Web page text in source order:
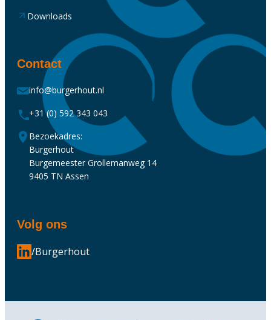
Downloads
Contact
info@burgerhout.nl
+31 (0) 592 343 043
Bezoekadres:
Burgerhout
Burgemeester Grollemanweg 14
9405 TN Assen
Volg ons
/Burgerhout